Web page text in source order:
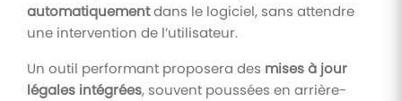
automatiquementdans le logiciel, sans attendre
une intervention de l’utilisateur.
Un outil performant proposera des mises à jour
légales intégrées, souvent poussées en arrière-